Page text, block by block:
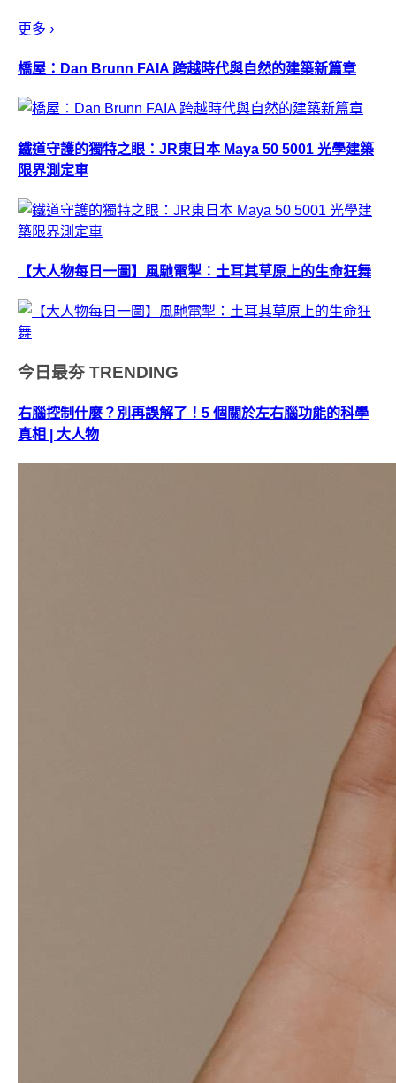
更多 ›
橋屋：Dan Brunn FAIA 跨越時代與自然的建築新篇章
鐵道守護的獨特之眼：JR東日本 Maya 50 5001 光學建築
限界測定車
【大人物每日一圖】風馳電掣：土耳其草原上的生命狂舞
今日最夯 TRENDING
右腦控制什麼？別再誤解了！5 個關於左右腦功能的科學
真相 | 大人物